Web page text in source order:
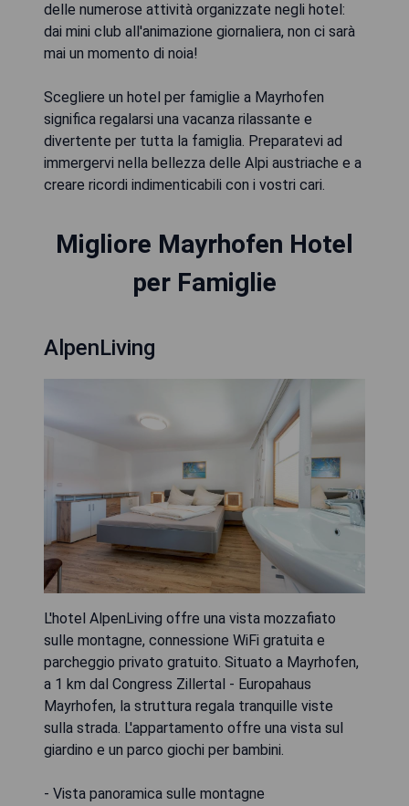
delle numerose attività organizzate negli hotel:
dai mini club all'animazione giornaliera, non ci sarà
mai un momento di noia!
Scegliere un hotel per famiglie a Mayrhofen
significa regalarsi una vacanza rilassante e
divertente per tutta la famiglia. Preparatevi ad
immergervi nella bellezza delle Alpi austriache e a
creare ricordi indimenticabili con i vostri cari.
Migliore Mayrhofen Hotel
per Famiglie
AlpenLiving
L'hotel AlpenLiving offre una vista mozzafiato
sulle montagne, connessione WiFi gratuita e
parcheggio privato gratuito. Situato a Mayrhofen,
a 1 km dal Congress Zillertal - Europahaus
Mayrhofen, la struttura regala tranquille viste
sulla strada. L'appartamento offre una vista sul
giardino e un parco giochi per bambini.
- Vista panoramica sulle montagne